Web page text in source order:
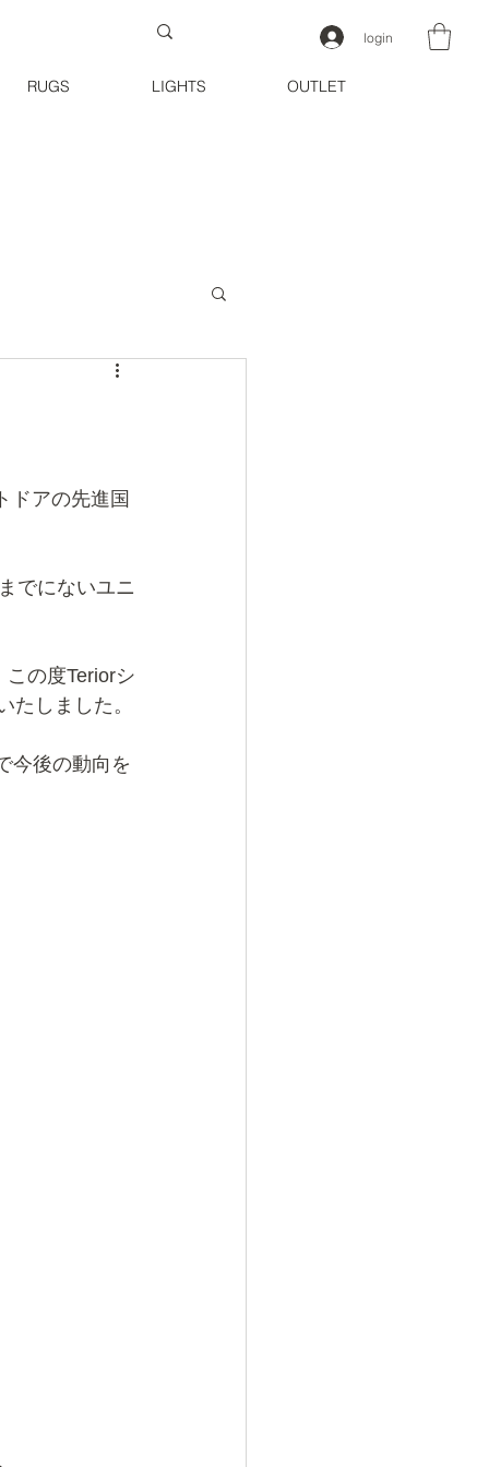
login
RUGS LIGHTS OUTLET
ドアの先進国
でにないユニ
の度Teriorシ
たしました。
今後の動向を